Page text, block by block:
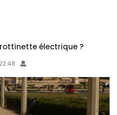
électrique ?